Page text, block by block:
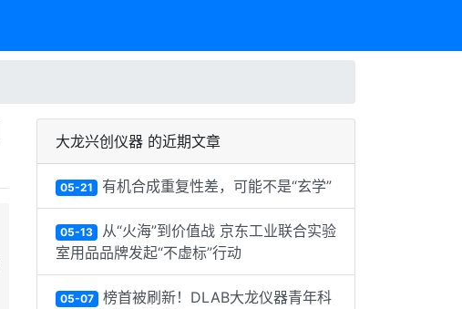
大龙兴创仪器 的近期文章
05-21 有机合成重复性差，可能不是“玄学”
05-13 从“火海”到价值战 京东工业联合实验
室用品品牌发起“不虚标”行动
05-07 榜首被刷新！DLAB大龙仪器青年科